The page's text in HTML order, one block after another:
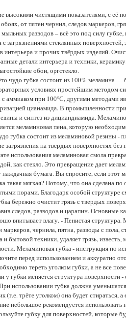
высокими чистящими показателями, с её
от пятен чернил, следов маркеров,
разводов – всё это под силу
загрязнениями стеклянных
и прочих твёрдых изделий.
детали интерьера и техники,
обои, оргстекло.
чудо губка состоит из 100% меламина —
условиях простейшим методом
аммиаком при 100°С, другими методами
цианамида. В промышленности
и синтез из дициандиамида.
меламиновая пена, которую
губка состоит из меламиновой резины -
загрязнения на твердых поверхностях
использования меламиновая смола
как стекло. Это превращение дает
бумага. Вы спросите, если этот
такая мягкая? Потому, что она сделана
порами. Благодаря особой структуре
бережно очистит грязь с твердых
следов, разводов и царапин. Основные
впитывает влагу. - Пенистая структура.
чернила, пятна, разводы с пола,
бытовой техники, удаляет грязь,
Меламиновая губка - инструкция по
перед использованием и аккуратно
тереть уголком губки, а не все
у губки меняется структура поверхности -
использовании губка должна
(т.е. трёте уголком) она будет стираться,
небольшое рекомендуется использовать
губку для поверхностей, которые